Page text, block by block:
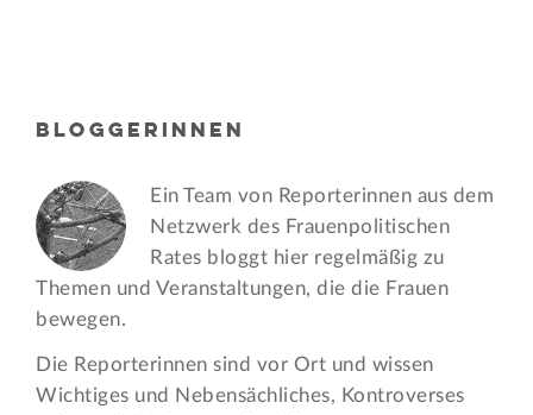
BLOGGERINNEN
Ein Team von Reporterinnen aus dem
Netzwerk des Frauen­politischen
Rates bloggt hier regelmäßig zu
Themen und Veran­staltungen, die die Frauen
bewegen.
Die Reporterinnen sind vor Ort und wissen
Wichtiges und Nebensächliches, Kontroverses